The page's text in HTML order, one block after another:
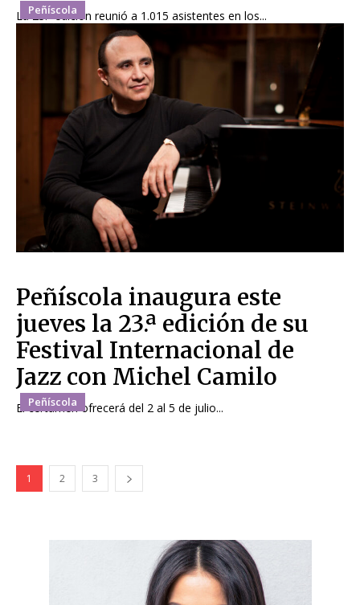
Peñíscola
La 23.ª edición reunió a 1.015 asistentes en los...
Peñíscola
Peñíscola inaugura este
jueves la 23.ª edición de su
Festival Internacional de
Jazz con Michel Camilo
El certamen ofrecerá del 2 al 5 de julio...
1 2 3